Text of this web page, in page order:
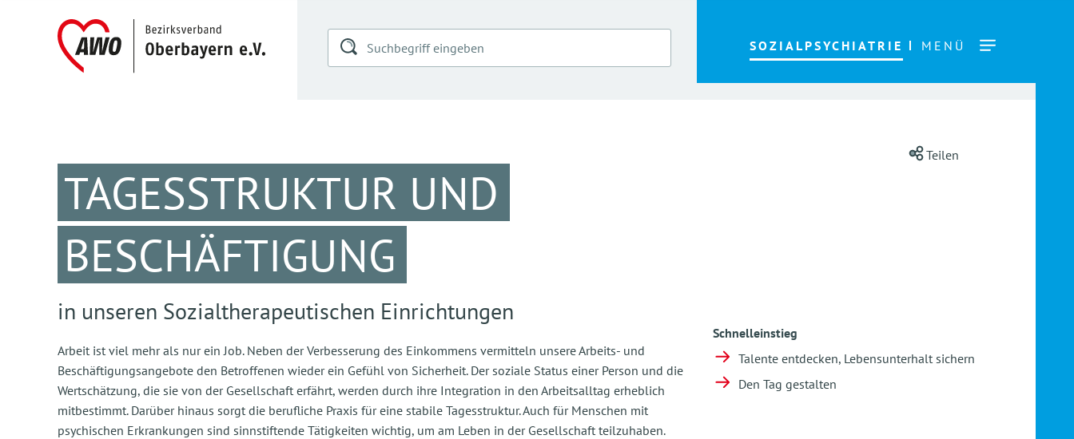
SOZIALPSYCHIATRIE MENÜ
Teilen
TAGESSTRUKTUR UND
BESCHÄFTIGUNG
in unseren Sozialtherapeutischen Einrichtungen
Arbeit ist viel mehr als nur ein Job. Neben der Verbesserung des Einkommens vermitteln unsere Arbeits- und
Beschäftigungsangebote den Betroffenen wieder ein Gefühl von Sicherheit. Der soziale Status einer Person und die
Wertschätzung, die sie von der Gesellschaft erfährt, werden durch ihre Integration in den Arbeitsalltag erheblich
mitbestimmt. Darüber hinaus sorgt die berufliche Praxis für eine stabile Tagesstruktur. Auch für Menschen mit
psychischen Erkrankungen sind sinnstiftende Tätigkeiten wichtig, um am Leben in der Gesellschaft teilzuhaben.
Schnelleinstieg
Talente entdecken, Lebensunterhalt sichern
Den Tag gestalten